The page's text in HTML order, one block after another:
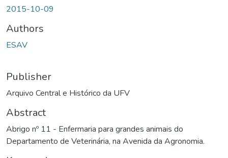
2015-10-09
Authors
ESAV
Publisher
Arquivo Central e Histórico da UFV
Abstract
Abrigo nº 11 - Enfermaria para grandes animais do
Departamento de Veterinária, na Avenida da Agronomia.